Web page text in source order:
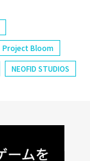
Project Bloom
NEOFID STUDIOS